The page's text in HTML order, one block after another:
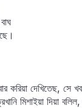
করিয়া দেখিতেছ, সে
মিশাইয়া দিয়া